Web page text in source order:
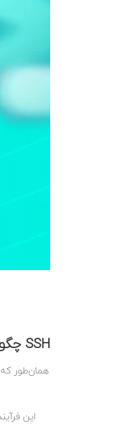
SSH چگونه کار می‌کند و چطور سطح امنیت را افزایش می‌دهد؟
این